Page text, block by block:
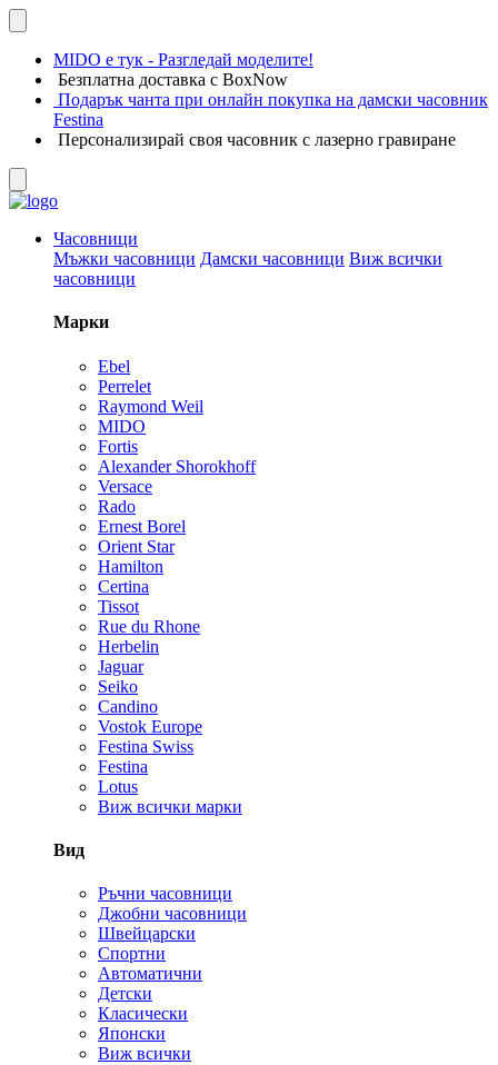
MIDO е тук - Разгледай моделите!
Безплатна доставка с BoxNow
Подарък чанта при онлайн покупка на дамски часовник
Festina
Персонализирай своя часовник с лазерно гравиране
Часовници
Мъжки часовници Дамски часовници Виж всички
часовници
Марки
Ebel
Perrelet
Raymond Weil
MIDO
Fortis
Alexander Shorokhoff
Versace
Rado
Ernest Borel
Orient Star
Hamilton
Certina
Tissot
Rue du Rhone
Herbelin
Jaguar
Seiko
Candino
Vostok Europe
Festina Swiss
Festina
Lotus
Виж всички марки
Вид
Ръчни часовници
Джобни часовници
Швейцарски
Спортни
Автоматични
Детски
Класически
Японски
Виж всички